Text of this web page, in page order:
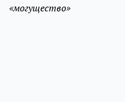
«могущество»